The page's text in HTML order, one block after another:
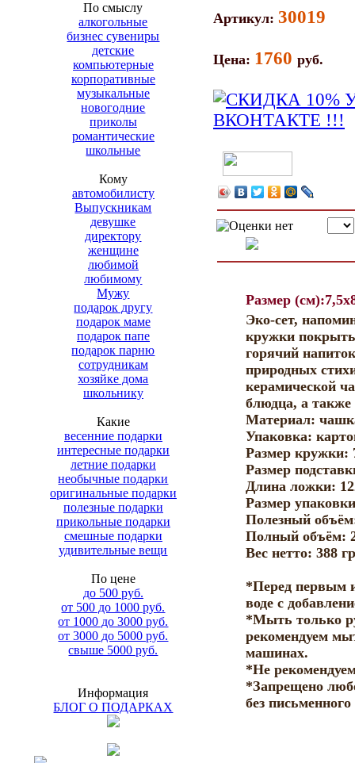
По смыслу
алкогольные
бизнес сувениры
детские
компьютерные
корпоративные
музыкальные
новогодние
приколы
романтические
школьные
Кому
автомобилисту
Выпускникам
девушке
директору
женщине
любимой
любимому
Мужу
подарок другу
подарок маме
подарок папе
подарок парню
сотрудникам
хозяйке дома
школьнику
Какие
весенние подарки
интересные подарки
летние подарки
необычные подарки
оригинальные подарки
полезные подарки
прикольные подарки
смешные подарки
удивительные вещи
По цене
до 500 руб.
от 500 до 1000 руб.
от 1000 до 3000 руб.
от 3000 до 5000 руб.
свыше 5000 руб.
Информация
БЛОГ О ПОДАРКАХ
Артикул: 30019
Цена: 1760 руб.
Размер
Эко-сет,
кружки
горячий
природных
керамической
блюдца, а также
Материал:
Упаковка:
Размер кружки:
Размер
Длина ложки:
Размер
Полезный
Полный объём:
Вес нетто: 388
*Перед первым
воде с
*Мыть только
рекомендуем
машинах.
*Не
*Запрещено
без